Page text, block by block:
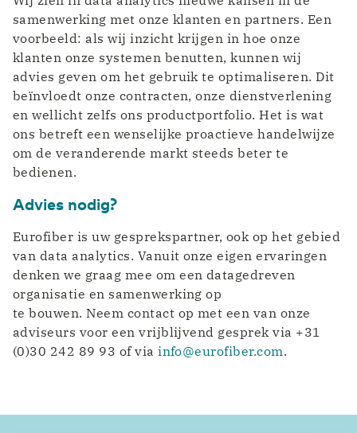
samenwerking met onze klanten en partners. Een
voorbeeld: als wij inzicht krijgen in hoe onze
klanten onze systemen benutten, kunnen wij
advies geven om het gebruik te optimaliseren. Dit
beïnvloedt onze contracten, onze dienstverlening
en wellicht zelfs ons productportfolio. Het is wat
ons betreft een wenselijke proactieve handelwijze
om de veranderende markt steeds beter te
bedienen.
Advies nodig?
Eurofiber is uw gesprekspartner, ook op het gebied
van data analytics. Vanuit onze eigen ervaringen
denken we graag mee om een datagedreven
organisatie en samenwerking op
te bouwen. Neem contact op met een van onze
adviseurs voor een vrijblijvend gesprek via +31
(0)30 242 89 93 of viainfo@eurofiber.com.